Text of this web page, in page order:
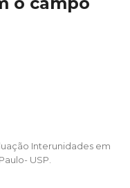
Interunidades em
USP.